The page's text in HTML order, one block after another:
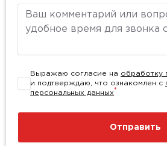
Комментарий
Выражаю согласие на обработку
и подтверждаю, что ознакомлен с
персональных данных*
Отправить